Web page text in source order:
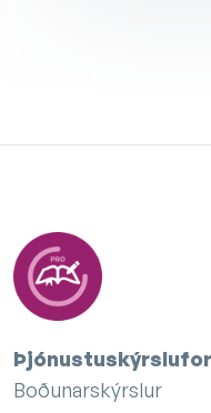
Boðunarskýrslur